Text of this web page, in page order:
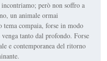
però non soffro a
un animale ormai
tema compaia, forse in modo
tanto dal profondo. Forse
e contemporanea del ritorno